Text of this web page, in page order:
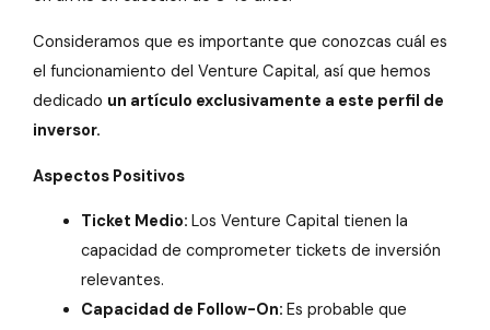
Consideramos que es importante que conozcas cuál es
el funcionamiento del Venture Capital, así que hemos
dedicado un artículo exclusivamente a este perfil de
inversor.
Aspectos Positivos
Ticket Medio: Los Venture Capital tienen la
capacidad de comprometer tickets de inversión
relevantes.
Capacidad de Follow-On: Es probable que